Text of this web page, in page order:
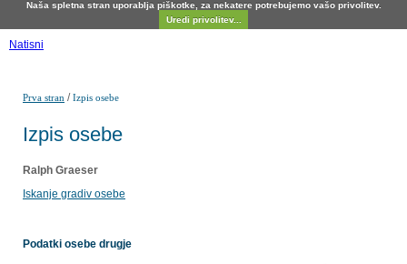
Naša spletna stran uporablja piškotke, za nekatere potrebujemo vašo privolitev.
Uredi privolitev...
Natisni
Prva stran /Izpis osebe
Izpis osebe
Ralph Graeser
Iskanje gradiv osebe
Podatki osebe drugje